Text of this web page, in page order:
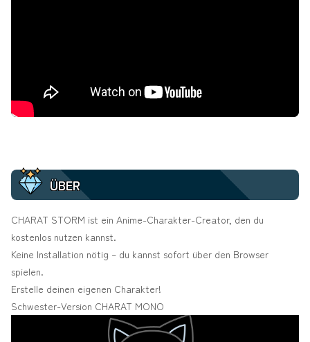
ÜBER
CHARAT STORM ist ein Anime-Charakter-Creator, den du
kostenlos nutzen kannst.
Keine Installation nötig – du kannst sofort über den Browser
spielen.
Erstelle deinen eigenen Charakter!
Schwester-Version CHARAT MONO